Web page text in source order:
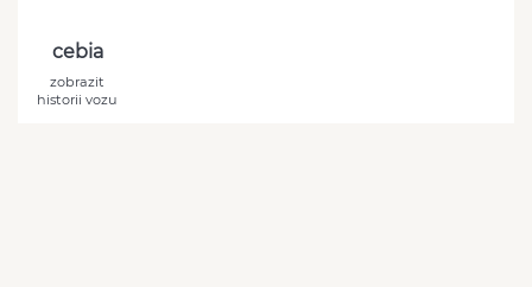
cebia
zobrazit
historii vozu